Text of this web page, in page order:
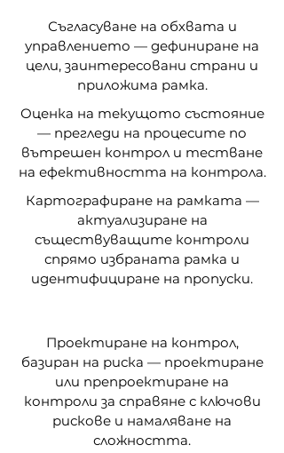
Съгласуване на обхвата и
управлението — дефиниране на
цели, заинтересовани страни и
приложима рамка.
Оценка на текущото състояние
— прегледи на процесите по
вътрешен контрол и тестване
на ефективността на контрола.
Картографиране на рамката —
актуализиране на
съществуващите контроли
спрямо избраната рамка и
идентифициране на пропуски.
Проектиране на контрол,
базиран на риска — проектиране
или препроектиране на
контроли за справяне с ключови
рискове и намаляване на
сложността.